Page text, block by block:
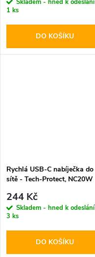
Skladem - hned k odeslání
1 ks
DO KOŠÍKU
Rychlá USB-C nabíječka do
sítě - Tech-Protect, NC20W
244 Kč
Skladem - hned k odeslání
3 ks
DO KOŠÍKU